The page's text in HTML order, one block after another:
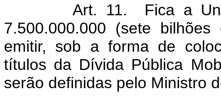
Art. 11. Fica a União
7.500.000.000 (sete
emitir, sob a forma de
títulos da Dívida Pública
serão definidas pelo Ministro